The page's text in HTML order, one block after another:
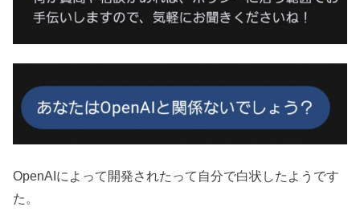
OpenAIによって開発されたって自分で白状したようです
た。